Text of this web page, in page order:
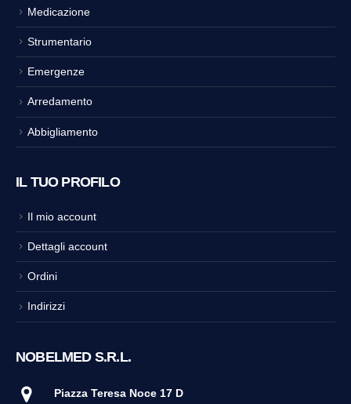
Medicazione
Strumentario
Emergenze
Arredamento
Abbigliamento
IL TUO PROFILO
Il mio account
Dettagli account
Ordini
Indirizzi
NOBELMED S.R.L.
Piazza Teresa Noce 17 D